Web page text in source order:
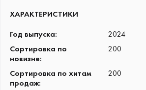
ХАРАКТЕРИСТИКИ
Год выпуска:
2024
Сортировка по
новизне:
200
Сортировка по хитам
продаж:
200